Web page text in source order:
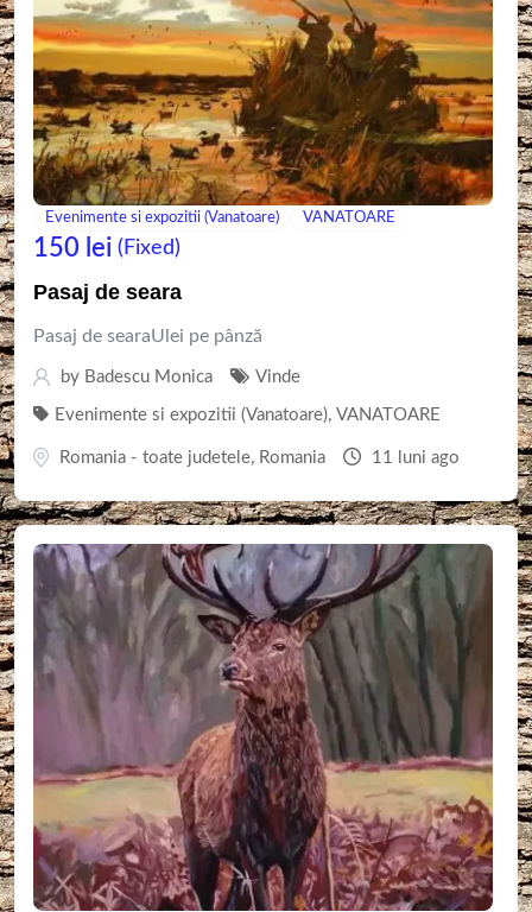
Evenimente si expozitii (Vanatoare) VANATOARE
150 lei (Fixed)
Pasaj de seara
Pasaj de searaUlei pe pânză
by Badescu Monica Vinde
Evenimente si expozitii (Vanatoare), VANATOARE
Romania - toate judetele, Romania 11 luni ago